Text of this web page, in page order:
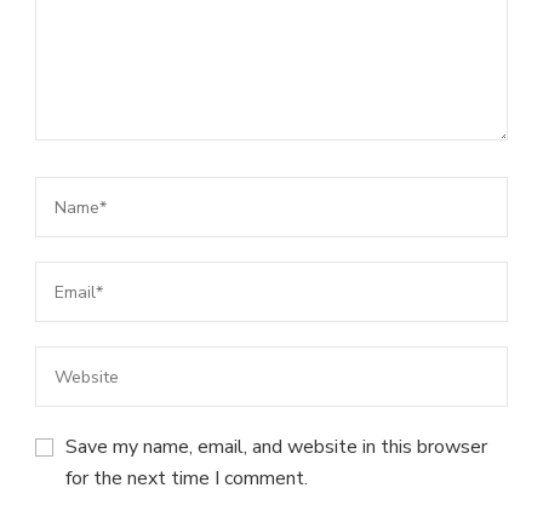
Save my name, email, and website in this browser
for the next time I comment.